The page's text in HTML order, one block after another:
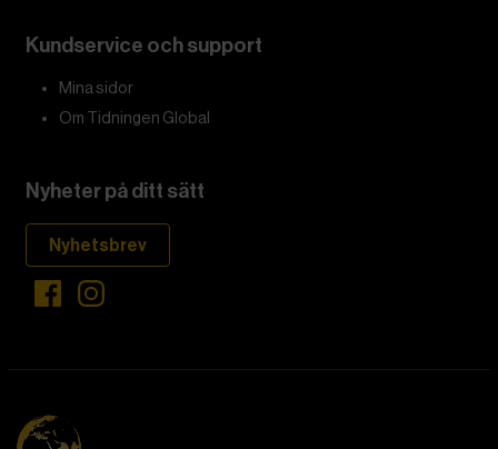
Kundservice och support
Mina sidor
Om Tidningen Global
Nyheter på ditt sätt
Nyhetsbrev